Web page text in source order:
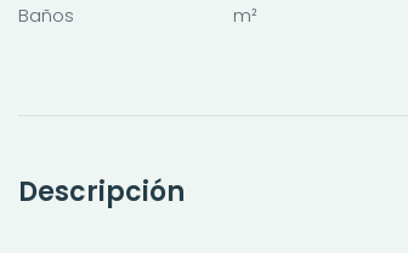
Baños m²
Descripción